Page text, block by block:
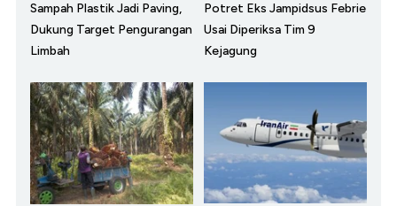
Sampah Plastik Jadi Paving,
Dukung Target Pengurangan
Limbah
Potret Eks Jampidsus Febrie
Usai Diperiksa Tim 9
Kejagung